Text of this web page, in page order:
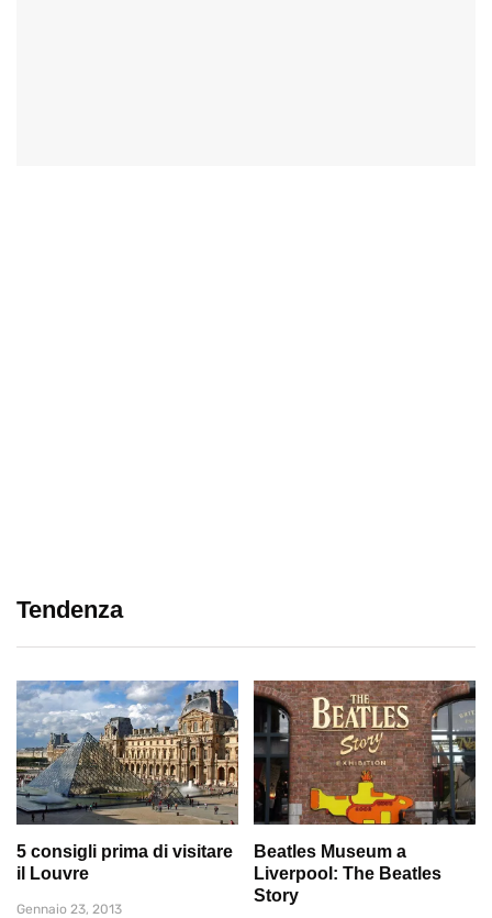
Tendenza
5 consigli prima di visitare
il Louvre
Gennaio 23, 2013
Beatles Museum a
Liverpool: The Beatles
Story